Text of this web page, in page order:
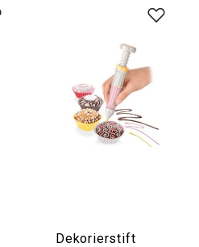
Dekorierstift